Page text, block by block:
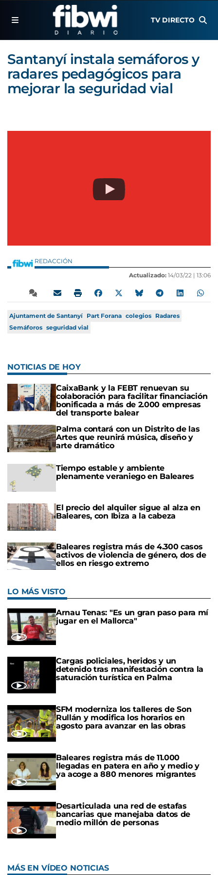
TV DIRECTO
Santanyí instala semáforos y
radares pedagógicos para
mejorar la seguridad vial
REDACCIÓN
Actualizado: 14/03/22 | 13:06
Ajuntament de Santanyí Part Forana colegios Radares
Semáforos seguridad vial
NOTICIAS DE HOY
CaixaBank y la FEBT renuevan su
colaboración para facilitar financiación
bonificada a más de 2.000 empresas
del transporte balear
Palma contará con un Distrito de las
Artes que reunirá música, diseño y
arte dramático
Tiempo estable y ambiente
plenamente veraniego en Baleares
El precio del alquiler sigue al alza en
Baleares, con Ibiza a la cabeza
Baleares registra más de 4.300 casos
activos de violencia de género, dos de
ellos en riesgo extremo
LO MÁS VISTO
Arnau Tenas: "Es un gran paso para mí
jugar en el Mallorca"
Cargas policiales, heridos y un
detenido tras manifestación contra la
saturación turística en Palma
SFM moderniza los talleres de Son
Rullán y modifica los horarios en
agosto para avanzar en las obras
Baleares registra más de 11.000
llegadas en patera en año y medio y
ya acoge a 880 menores migrantes
Desarticulada una red de estafas
bancarias que manejaba datos de
medio millón de personas
MÁS EN VÍDEO NOTICIAS